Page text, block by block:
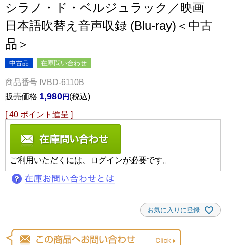
シラノ・ド・ベルジュラック／映画
日本語吹替え音声収録 (Blu-ray)＜中古
品＞
中古品 在庫問い合わせ
商品番号 IVBD-6110B
販売価格 1,980 税込
[ 40 ポイント進呈 ]
ご利用いただくには、ログインが必要です。
お気に入りに登録